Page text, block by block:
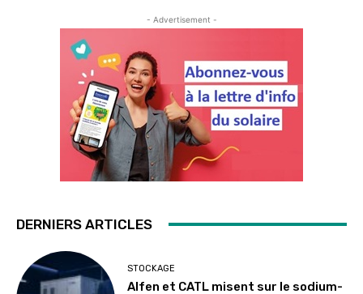
- Advertisement -
DERNIERS ARTICLES
STOCKAGE
Alfen et CATL misent sur le sodium-